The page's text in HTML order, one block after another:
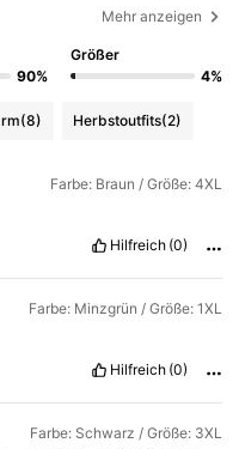
Mehr anzeigen
90%
Größer
4%
(8) Herbstoutfits(2)
Farbe: Braun / Größe: 4XL
Hilfreich (0)
Farbe: Minzgrün / Größe: 1XL
Hilfreich (0)
Farbe: Schwarz / Größe: 3XL